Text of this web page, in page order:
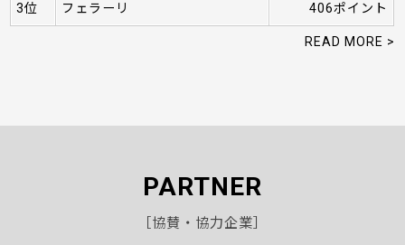
3位 フェラーリ 406ポイント
READ MORE >
PARTNER
［協賛・協力企業］